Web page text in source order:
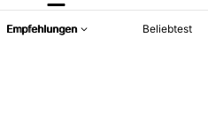
Empfehlungen Beliebtest